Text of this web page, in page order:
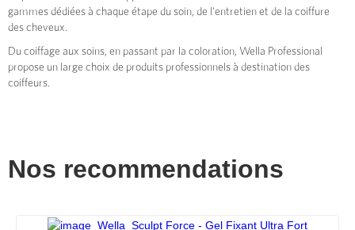
gammes dédiées à chaque étape du soin, de l'entretien et de la coiffure
des cheveux.
Du coiffage aux soins, en passant par la coloration, Wella Professional
propose un large choix de produits professionnels à destination des
coiffeurs.
Nos recommendations